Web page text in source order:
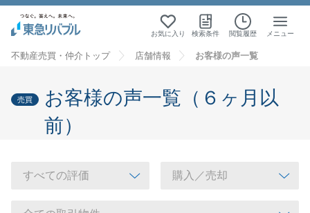
お気に入り 検索条件 閲覧履歴 メニュー
不動産売買・仲介トップ 店舗情報 お客様の声一覧
売買
お客様の声一覧（６ヶ月以
前）